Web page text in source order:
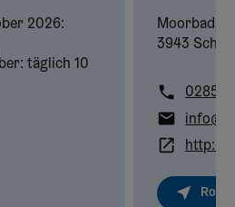
2026:
täglich 10
3943
02853/
http://